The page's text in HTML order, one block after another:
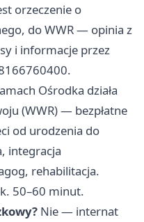
orzeczenie o
do WWR — opinia z
i informacje przez
Ośrodka działa
(WWR) — bezpłatne
od urodzenia do
integracja
rehabilitacja.
50–60 minut.
Nie — internat